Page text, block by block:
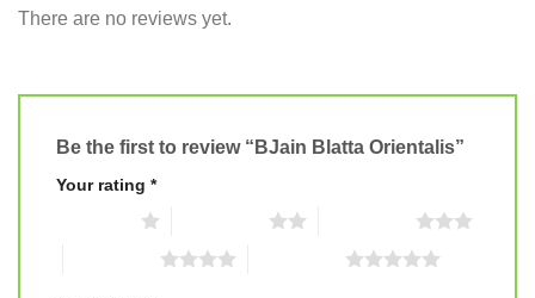
There are no reviews yet.
Be the first to review “BJain Blatta Orientalis”
Your rating *